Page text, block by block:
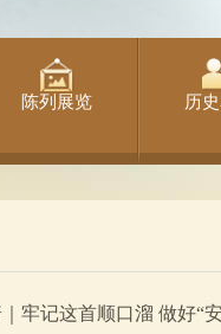
陈列展览 历
牢记这首顺口溜 做好“